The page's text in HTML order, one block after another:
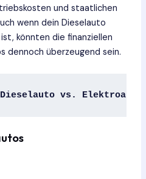
und staatlichen
wenn dein Dieselauto
könnten die finanziellen
dennoch überzeugend sein.
vs. Elektroauto